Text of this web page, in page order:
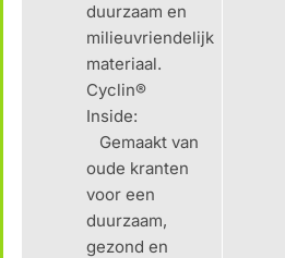
duurzaam en
milieuvriendelijk
materiaal.
Cyclin®
Inside:
Gemaakt van
oude kranten
voor een
duurzaam,
gezond en